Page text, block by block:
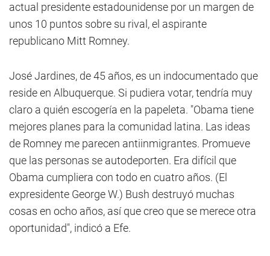
actual presidente estadounidense por un margen de
unos 10 puntos sobre su rival, el aspirante
republicano Mitt Romney.
José Jardines, de 45 años, es un indocumentado que
reside en Albuquerque. Si pudiera votar, tendría muy
claro a quién escogería en la papeleta. "Obama tiene
mejores planes para la comunidad latina. Las ideas
de Romney me parecen antiinmigrantes. Promueve
que las personas se autodeporten. Era difícil que
Obama cumpliera con todo en cuatro años. (El
expresidente George W.) Bush destruyó muchas
cosas en ocho años, así que creo que se merece otra
oportunidad", indicó a Efe.